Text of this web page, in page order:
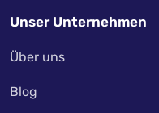
Unser Unternehmen
Über uns
Blog